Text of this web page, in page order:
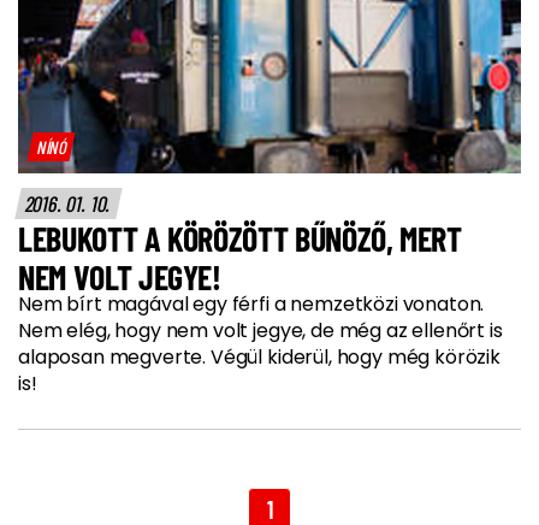
NÍNÓ
2016. 01. 10.
LEBUKOTT A KÖRÖZÖTT BŰNÖZŐ, MERT
NEM VOLT JEGYE!
Nem bírt magával egy férfi a nemzetközi vonaton.
Nem elég, hogy nem volt jegye, de még az ellenőrt is
alaposan megverte. Végül kiderül, hogy még körözik
is!
1